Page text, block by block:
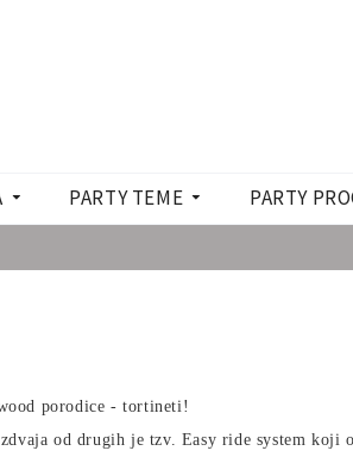
PARTY TEME PARTY
porodice - tortineti!
od drugih je tzv. Easy ride system koji